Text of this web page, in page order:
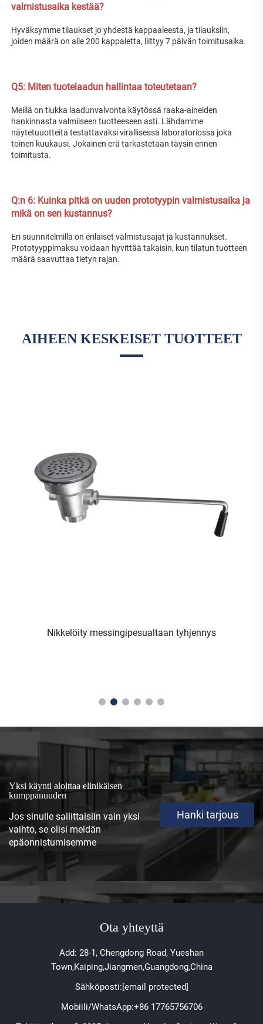
valmistusaika kestää?
Hyväksymme tilaukset jo yhdestä kappaaleesta, ja tilauksiin,
joiden määrä on alle 200 kappaletta, liittyy 7 päivän toimitusaika.
Q5: Miten tuotelaadun hallintaa toteutetaan?
Meillä on tiukka laadunvalvonta käytössä raaka-aineiden
hankinnasta valmiiseen tuotteeseen asti. Lähdamme
näytetuuotteita testattavaksi virallisessa laboratoriossa joka
toinen kuukausi. Jokainen erä tarkastetaan täysin ennen
toimitusta.
Q:n 6: Kuinka pitkä on uuden prototyypin valmistusaika ja
mikä on sen kustannus?
Eri suunnitelmilla on erilaiset valmistusajat ja kustannukset.
Prototyyppimaksu voidaan hyvittää takaisin, kun tilatun tuotteen
määrä saavuttaa tietyn rajan.
AIHEEN KESKEISET TUOTTEET
Nikkelöity messingipesualtaan tyhjennys
Yksi käynti aloittaa elinikäisen
kumppanuuden
Jos sinulle sallittaisiin vain yksi
vaihto, se olisi meidän
epäonnistumisemme
Hanki tarjous
Ota yhteyttä
Add: 28-1, Chengdong Road, Yueshan
Town,Kaiping,Jiangmen,Guangdong,China
Sähköposti:[email protected]
Mobiili/WhatsApp:+86 17765756706